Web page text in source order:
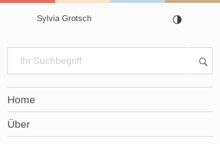
Sylvia Grotsch
Navigation
überspringen
Home
Über